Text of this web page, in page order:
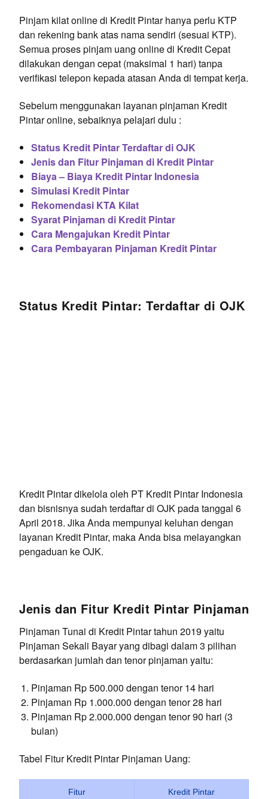
Pinjam kilat online di Kredit Pintar hanya perlu KTP
dan rekening bank atas nama sendiri (sesuai KTP).
Semua proses pinjam uang online di Kredit Cepat
dilakukan dengan cepat (maksimal 1 hari) tanpa
verifikasi telepon kepada atasan Anda di tempat kerja.
Sebelum menggunakan layanan pinjaman Kredit
Pintar online, sebaiknya pelajari dulu :
Status Kredit Pintar Terdaftar di OJK
Jenis dan Fitur Pinjaman di Kredit Pintar
Biaya – Biaya Kredit Pintar Indonesia
Simulasi Kredit Pintar
Rekomendasi KTA Kilat
Syarat Pinjaman di Kredit Pintar
Cara Mengajukan Kredit Pintar
Cara Pembayaran Pinjaman Kredit Pintar
Status Kredit Pintar: Terdaftar di OJK
Kredit Pintar dikelola oleh PT Kredit Pintar Indonesia
dan bisnisnya sudah terdaftar di OJK pada tanggal 6
April 2018. Jika Anda mempunyai keluhan dengan
layanan Kredit Pintar, maka Anda bisa melayangkan
pengaduan ke OJK.
Jenis dan Fitur Kredit Pintar Pinjaman
Pinjaman Tunai di Kredit Pintar tahun 2019 yaitu
Pinjaman Sekali Bayar yang dibagi dalam 3 pilihan
berdasarkan jumlah dan tenor pinjaman yaitu:
Pinjaman Rp 500.000 dengan tenor 14 hari
Pinjaman Rp 1.000.000 dengan tenor 28 hari
Pinjaman Rp 2.000.000 dengan tenor 90 hari (3
bulan)
Tabel Fitur Kredit Pintar Pinjaman Uang:
Fitur Kredit Pintar